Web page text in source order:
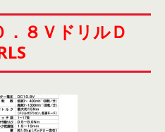
８ＶドリルＤ